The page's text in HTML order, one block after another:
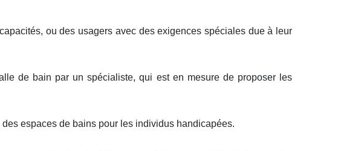
ou des usagers avec des exigences spéciales due à leur
de bain par un spécialiste, qui est en mesure de proposer les
espaces de bains pour les individus handicapées.